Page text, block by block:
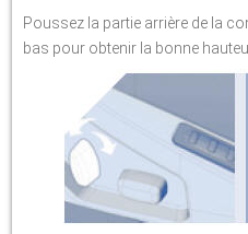
Poussez la partie arrière de la
bas pour obtenir la bonne